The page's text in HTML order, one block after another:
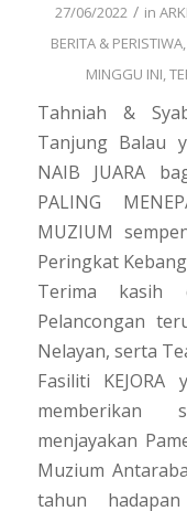
27/06/2022 / in
BERITA & PERISTIWA,
MINGGU INI,
Tahniah &
Tanjung Balau
NAIB JUARA
PALING
MUZIUM
Peringkat
Terima kasih
Pelancongan
Nelayan, serta
Fasiliti
memberikan
menjayakan
Muzium
tahun